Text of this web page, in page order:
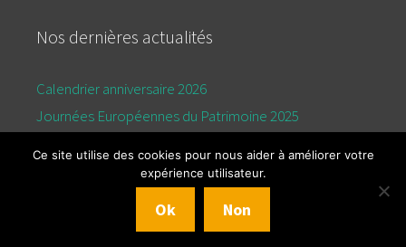
Nos dernières actualités
Calendrier anniversaire 2026
Journées Européennes du Patrimoine 2025
© 2026 AquilonMentions légales
Ce site utilise des cookies pour nous aider à améliorer votre
expérience utilisateur.
Ok Non